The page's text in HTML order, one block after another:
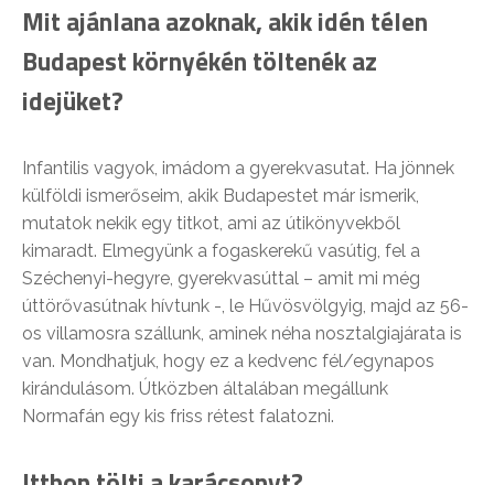
Mit ajánlana azoknak, akik idén télen
Budapest környékén töltenék az
idejüket?
Infantilis vagyok, imádom a gyerekvasutat. Ha jönnek
külföldi ismerőseim, akik Budapestet már ismerik,
mutatok nekik egy titkot, ami az útikönyvekből
kimaradt. Elmegyünk a fogaskerekű vasútig, fel a
Széchenyi-hegyre, gyerekvasúttal – amit mi még
úttörővasútnak hívtunk -, le Hűvösvölgyig, majd az 56-
os villamosra szállunk, aminek néha nosztalgiajárata is
van. Mondhatjuk, hogy ez a kedvenc fél/egynapos
kirándulásom. Útközben általában megállunk
Normafán egy kis friss rétest falatozni.